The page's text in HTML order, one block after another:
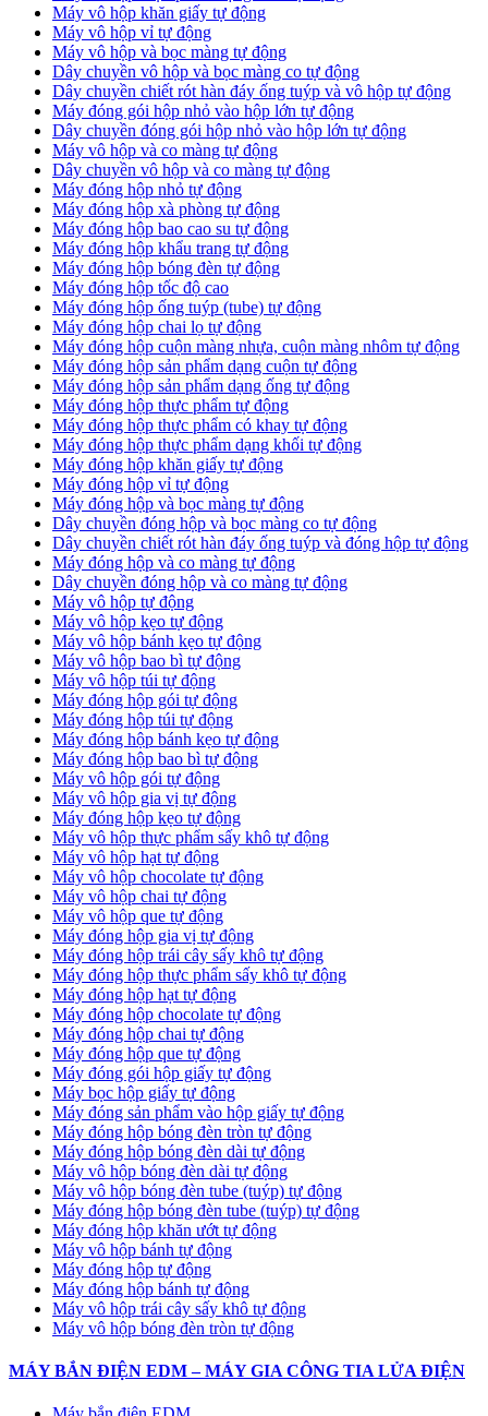
Máy vô hộp khăn giấy tự động
Máy vô hộp vỉ tự động
Máy vô hộp và bọc màng tự động
Dây chuyền vô hộp và bọc màng co tự động
Dây chuyền chiết rót hàn đáy ống tuýp và vô hộp tự động
Máy đóng gói hộp nhỏ vào hộp lớn tự động
Dây chuyền đóng gói hộp nhỏ vào hộp lớn tự động
Máy vô hộp và co màng tự động
Dây chuyền vô hộp và co màng tự động
Máy đóng hộp nhỏ tự động
Máy đóng hộp xà phòng tự động
Máy đóng hộp bao cao su tự động
Máy đóng hộp khẩu trang tự động
Máy đóng hộp bóng đèn tự động
Máy đóng hộp tốc độ cao
Máy đóng hộp ống tuýp (tube) tự động
Máy đóng hộp chai lọ tự động
Máy đóng hộp cuộn màng nhựa, cuộn màng nhôm tự động
Máy đóng hộp sản phẩm dạng cuộn tự động
Máy đóng hộp sản phẩm dạng ống tự động
Máy đóng hộp thực phẩm tự động
Máy đóng hộp thực phẩm có khay tự động
Máy đóng hộp thực phẩm dạng khối tự động
Máy đóng hộp khăn giấy tự động
Máy đóng hộp vỉ tự động
Máy đóng hộp và bọc màng tự động
Dây chuyền đóng hộp và bọc màng co tự động
Dây chuyền chiết rót hàn đáy ống tuýp và đóng hộp tự động
Máy đóng hộp và co màng tự động
Dây chuyền đóng hộp và co màng tự động
Máy vô hộp tự động
Máy vô hộp kẹo tự động
Máy vô hộp bánh kẹo tự động
Máy vô hộp bao bì tự động
Máy vô hộp túi tự động
Máy đóng hộp gói tự động
Máy đóng hộp túi tự động
Máy đóng hộp bánh kẹo tự động
Máy đóng hộp bao bì tự động
Máy vô hộp gói tự động
Máy vô hộp gia vị tự động
Máy đóng hộp kẹo tự động
Máy vô hộp thực phẩm sấy khô tự động
Máy vô hộp hạt tự động
Máy vô hộp chocolate tự động
Máy vô hộp chai tự động
Máy vô hộp que tự động
Máy đóng hộp gia vị tự động
Máy đóng hộp trái cây sấy khô tự động
Máy đóng hộp thực phẩm sấy khô tự động
Máy đóng hộp hạt tự động
Máy đóng hộp chocolate tự động
Máy đóng hộp chai tự động
Máy đóng hộp que tự động
Máy đóng gói hộp giấy tự động
Máy bọc hộp giấy tự động
Máy đóng sản phẩm vào hộp giấy tự động
Máy đóng hộp bóng đèn tròn tự động
Máy đóng hộp bóng đèn dài tự động
Máy vô hộp bóng đèn dài tự động
Máy vô hộp bóng đèn tube (tuýp) tự động
Máy đóng hộp bóng đèn tube (tuýp) tự động
Máy đóng hộp khăn ướt tự động
Máy vô hộp bánh tự động
Máy đóng hộp tự động
Máy đóng hộp bánh tự động
Máy vô hộp trái cây sấy khô tự động
Máy vô hộp bóng đèn tròn tự động
MÁY BẮN ĐIỆN EDM – MÁY GIA CÔNG TIA LỬA ĐIỆN